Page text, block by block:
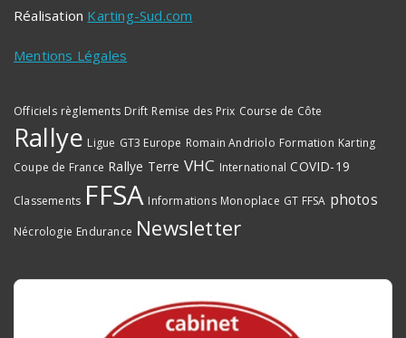
Réalisation Karting-Sud.com
Mentions Légales
Officiels règlements Drift Remise des Prix Course de Côte
Rallye Ligue GT3 Europe Romain Andriolo Formation Karting
Coupe de France Rallye Terre VHC International COVID-19
Classements FFSA Informations Monoplace GT FFSA photos
Nécrologie Endurance Newsletter